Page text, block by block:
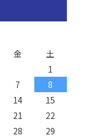
金 土
1
7
8
14
15
21
22
28
29